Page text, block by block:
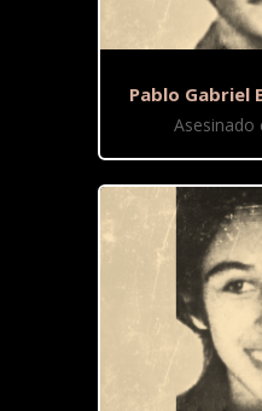
Pablo Gabriel
Asesinado